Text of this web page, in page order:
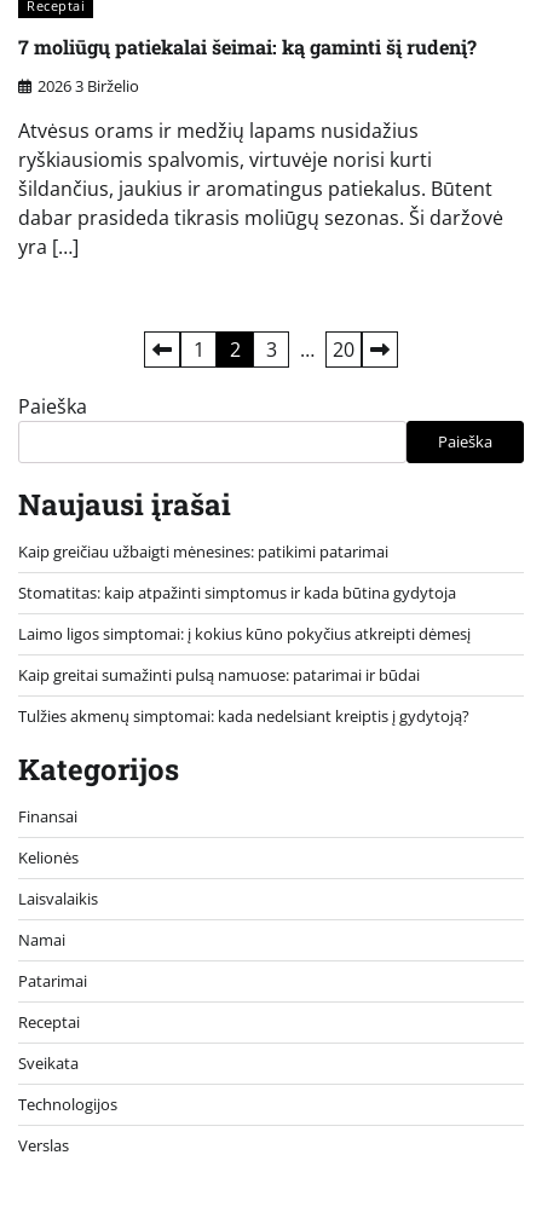
Receptai
7 moliūgų patiekalai šeimai: ką gaminti šį rudenį?
2026 3 Birželio
Atvėsus orams ir medžių lapams nusidažius
ryškiausiomis spalvomis, virtuvėje norisi kurti
šildančius, jaukius ir aromatingus patiekalus. Būtent
dabar prasideda tikrasis moliūgų sezonas. Ši daržovė
yra […]
puslapiavimas
1 2 3 … 20
Paieška
Paieška
Naujausi įrašai
Kaip greičiau užbaigti mėnesines: patikimi patarimai
Stomatitas: kaip atpažinti simptomus ir kada būtina gydytoja
Laimo ligos simptomai: į kokius kūno pokyčius atkreipti dėmesį
Kaip greitai sumažinti pulsą namuose: patarimai ir būdai
Tulžies akmenų simptomai: kada nedelsiant kreiptis į gydytoją?
Kategorijos
Finansai
Kelionės
Laisvalaikis
Namai
Patarimai
Receptai
Sveikata
Technologijos
Verslas